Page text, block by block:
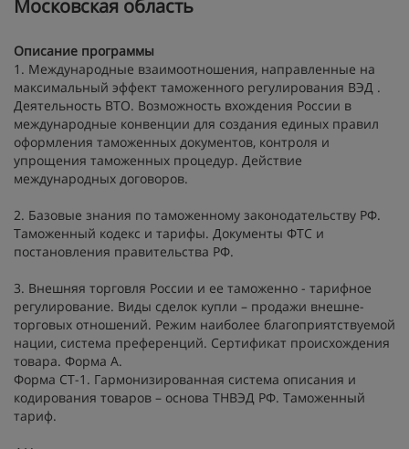
Московская область
Описание программы
1. Международные взаимоотношения, направленные на
максимальный эффект таможенного регулирования ВЭД .
Деятельность ВТО. Возможность вхождения России в
международные конвенции для создания единых правил
оформления таможенных документов, контроля и
упрощения таможенных процедур. Действие
международных договоров.
2. Базовые знания по таможенному законодательству РФ.
Таможенный кодекс и тарифы. Документы ФТС и
постановления правительства РФ.
3. Внешняя торговля России и ее таможенно - тарифное
регулирование. Виды сделок купли – продажи внешне-
торговых отношений. Режим наиболее благоприятствуемой
нации, система преференций. Сертификат происхождения
товара. Форма А.
Форма СТ-1. Гармонизированная система описания и
кодирования товаров – основа ТНВЭД РФ. Таможенный
тариф.